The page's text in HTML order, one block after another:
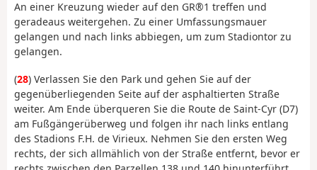
An einer Kreuzung wieder auf den GR®1 treffen und
geradeaus weitergehen. Zu einer Umfassungsmauer
gelangen und nach links abbiegen, um zum Stadiontor zu
gelangen.
(28) Verlassen Sie den Park und gehen Sie auf der
gegenüberliegenden Seite auf der asphaltierten Straße
weiter. Am Ende überqueren Sie die Route de Saint-Cyr (D7)
am Fußgängerüberweg und folgen ihr nach links entlang
des Stadions F.H. de Virieux. Nehmen Sie den ersten Weg
rechts, der sich allmählich von der Straße entfernt, bevor er